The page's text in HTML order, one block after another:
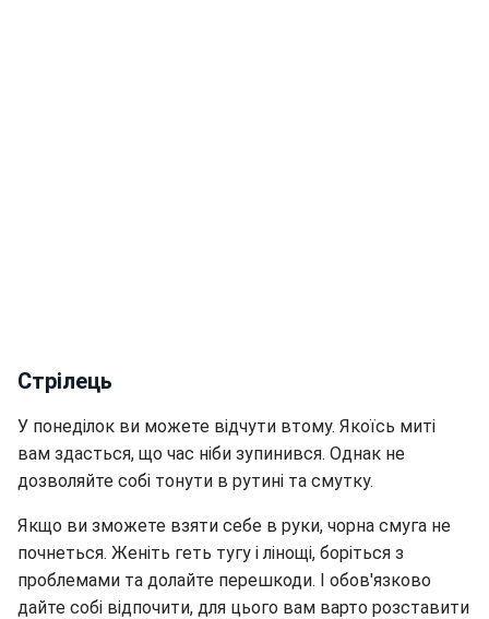
Стрілець
У понеділок ви можете відчути втому. Якоїсь миті
вам здасться, що час ніби зупинився. Однак не
дозволяйте собі тонути в рутині та смутку.
Якщо ви зможете взяти себе в руки, чорна смуга не
почнеться. Женіть геть тугу і лінощі, боріться з
проблемами та долайте перешкоди. І обов'язково
дайте собі відпочити, для цього вам варто розставити